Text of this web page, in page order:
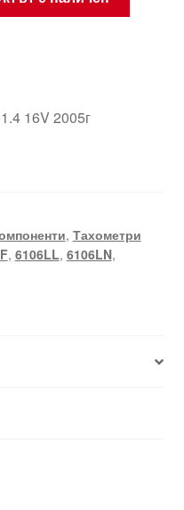
16V 2005г
, Тахометри
, 6106LL, 6106LN,